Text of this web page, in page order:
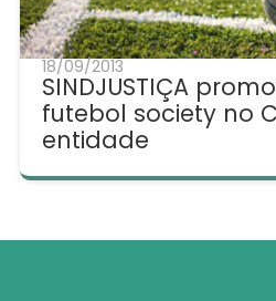
18/09/2013
SINDJUSTIÇA
futebol society no
entidade